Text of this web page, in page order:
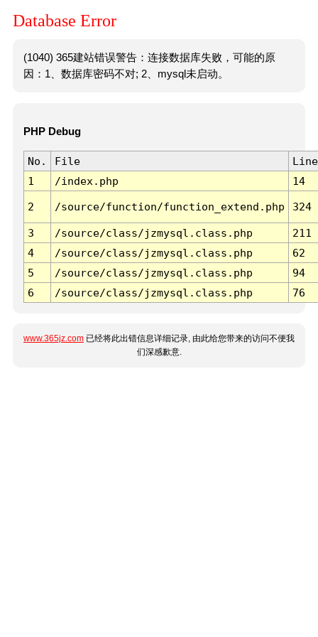
Database Error
(1040) 365建站错误警告：连接数据库失败，可能的原
因：1、数据库密码不对; 2、mysql未启动。
PHP Debug
No. File
Line
1
/index.php 14
2 /source/function/function_extend.php 324
3 /source/class/jzmysql.class.php
211
4
/source/class/jzmysql.class.php
62
5
/source/class/jzmysql.class.php
94
6
/source/class/jzmysql.class.php 76
www.365jz.com 已经将此出错信息详细记录, 由此给您带来的访问不便我
们深感歉意.